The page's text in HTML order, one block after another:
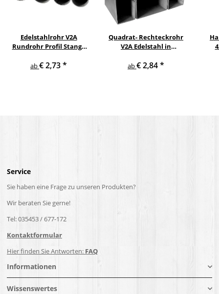
Edelstahlrohr V2A
Rundrohr Profil Stange
Durchmessern
ab€ 2,73*
Quadrat- Rechteckrohr
V2A Edelstahl in
Querschnitten und
ab€ 2,84*
Service
Sie haben eine Frage zu unseren Produkten?
Wir beraten Sie gerne!
Tel: 035453 / 677-172
Kontaktformular
Hier finden Sie Antworten: FAQ
Informationen
Wissenswertes